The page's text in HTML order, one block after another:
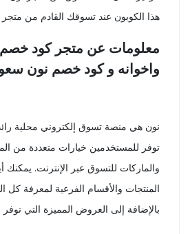
هذا الكوبون عند تسوقك القادم من
معلومات عن متجر كود
واخوانه و كود خصم نون
نون هي منصة تسوق إلكتروني محلية
توفر للمستخدمين خيارات متعددة من
والماركات للتسوق عبر الإنترنت.
المنتجات والأقسام الفرعية لمعرفة كل
بالإضافة إلى العروض المميزة التي توفر